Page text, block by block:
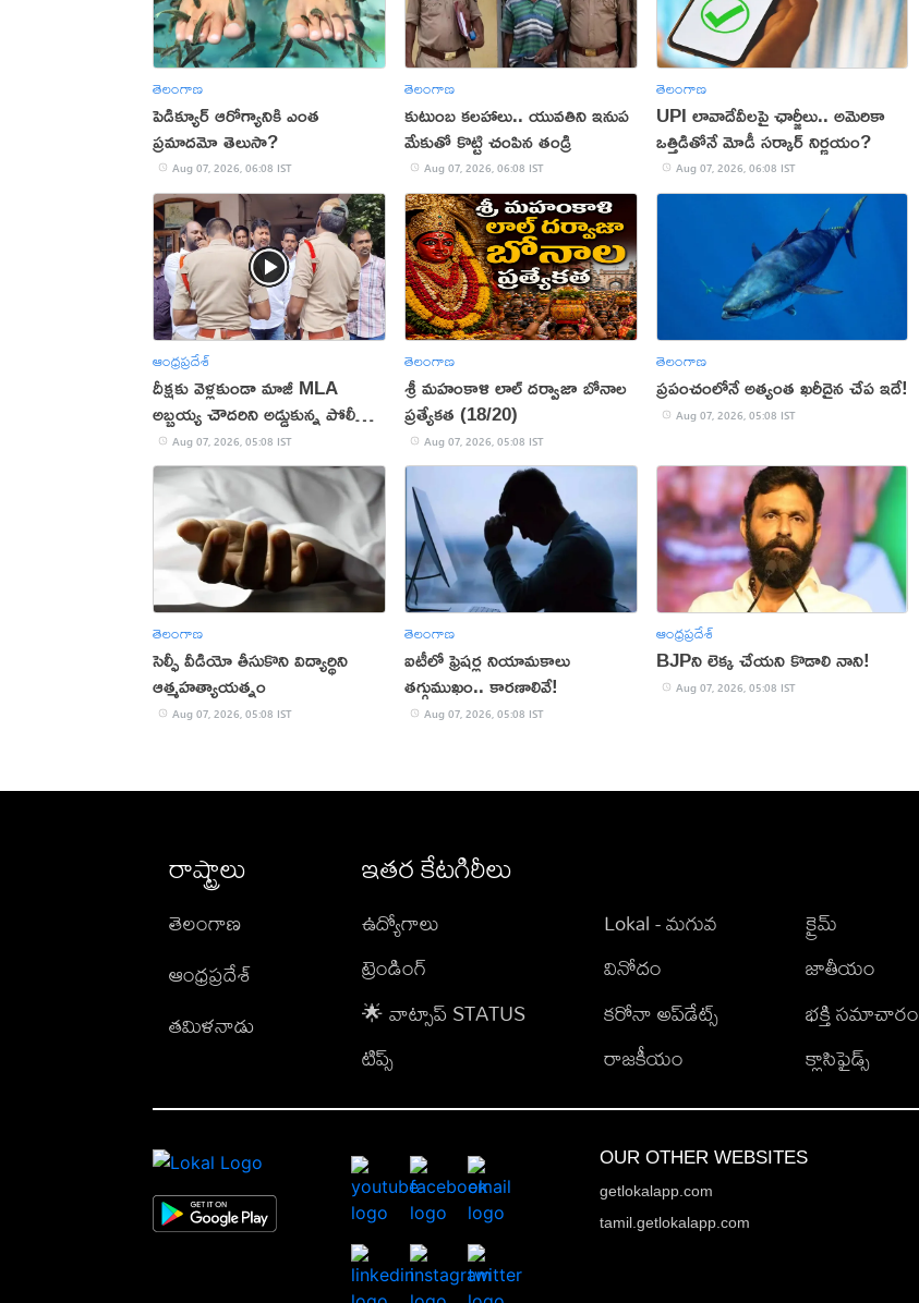
తెలంగాణ
పెడిక్యూర్ ఆరోగ్యానికి ఎంత
ప్రమాదమో తెలుసా?
Aug 07, 2026, 06:08 IST
తెలంగాణ
కుటుంబ కలహాలు.. యువతిని ఇనుప
మేకుతో కొట్టి చంపిన తండ్రి
Aug 07, 2026, 06:08 IST
తెలంగాణ
UPI లావాదేవీలపై ఛార్జీలు.. అమెరికా
ఒత్తిడితోనే మోడీ సర్కార్‌ నిర్ణయం?
Aug 07, 2026, 06:08 IST
ఆంధ్రప్రదేశ్
దీక్షకు వెళ్లకుండా మాజీ MLA
అబ్బ‌య్య చౌద‌రిని అడ్డుకున్న పోలీసులు
(వీడియో)
Aug 07, 2026, 05:08 IST
తెలంగాణ
శ్రీ మహంకాళి లాల్ దర్వాజా బోనాల
ప్రత్యేకత (18/20)
Aug 07, 2026, 05:08 IST
తెలంగాణ
ప్రపంచంలోనే అత్యంత ఖరీదైన చేప ఇదే!
Aug 07, 2026, 05:08 IST
తెలంగాణ
సెల్ఫీ వీడియో తీసుకొని విద్యార్థిని
ఆత్మహత్యాయత్నం
Aug 07, 2026, 05:08 IST
తెలంగాణ
ఐటీలో ఫ్రెషర్ల నియామకాలు
తగ్గుముఖం.. కారణాలివే!
Aug 07, 2026, 05:08 IST
ఆంధ్రప్రదేశ్
BJPని లెక్క చేయని కొడాలి నాని!
Aug 07, 2026, 05:08 IST
రాష్ట్రాలు
తెలంగాణ
ఆంధ్రప్రదేశ్
తమిళనాడు
ఇతర కేటగిరీలు
ఉద్యోగాలు
ట్రెండింగ్
🌟 వాట్సాప్ STATUS
టిప్స్
Lokal - మగువ
వినోదం
కరోనా అప్‌డేట్స్
రాజకీయం
క్రైమ్
జాతీయం
భక్తి సమాచారం
క్లాసిఫైడ్స్
OUR OTHER WEBSITES
getlokalapp.com
tamil.getlokalapp.com